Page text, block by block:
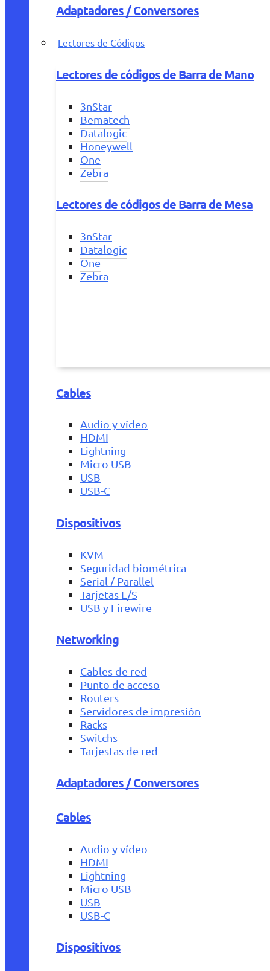
Adaptadores / Conversores
Lectores de Códigos
Lectores de códigos de Barra de Mano
3nStar
Bematech
Datalogic
Honeywell
One
Zebra
Lectores de códigos de Barra de Mesa
3nStar
Datalogic
One
Zebra
Cables
Audio y vídeo
HDMI
Lightning
Micro USB
USB
USB-C
Dispositivos
KVM
Seguridad biométrica
Serial / Parallel
Tarjetas E/S
USB y Firewire
Networking
Cables de red
Punto de acceso
Routers
Servidores de impresión
Racks
Switchs
Tarjestas de red
Adaptadores / Conversores
Cables
Audio y vídeo
HDMI
Lightning
Micro USB
USB
USB-C
Dispositivos